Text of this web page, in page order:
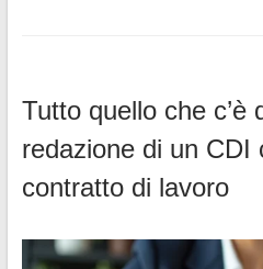
Tutto quello che c’è
redazione di un CDI
contratto di lavoro